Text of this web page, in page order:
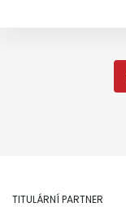
TITULÁRNÍ PARTNER